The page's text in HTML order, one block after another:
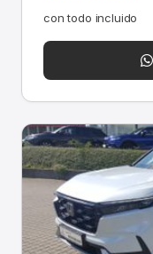
con todo incluido